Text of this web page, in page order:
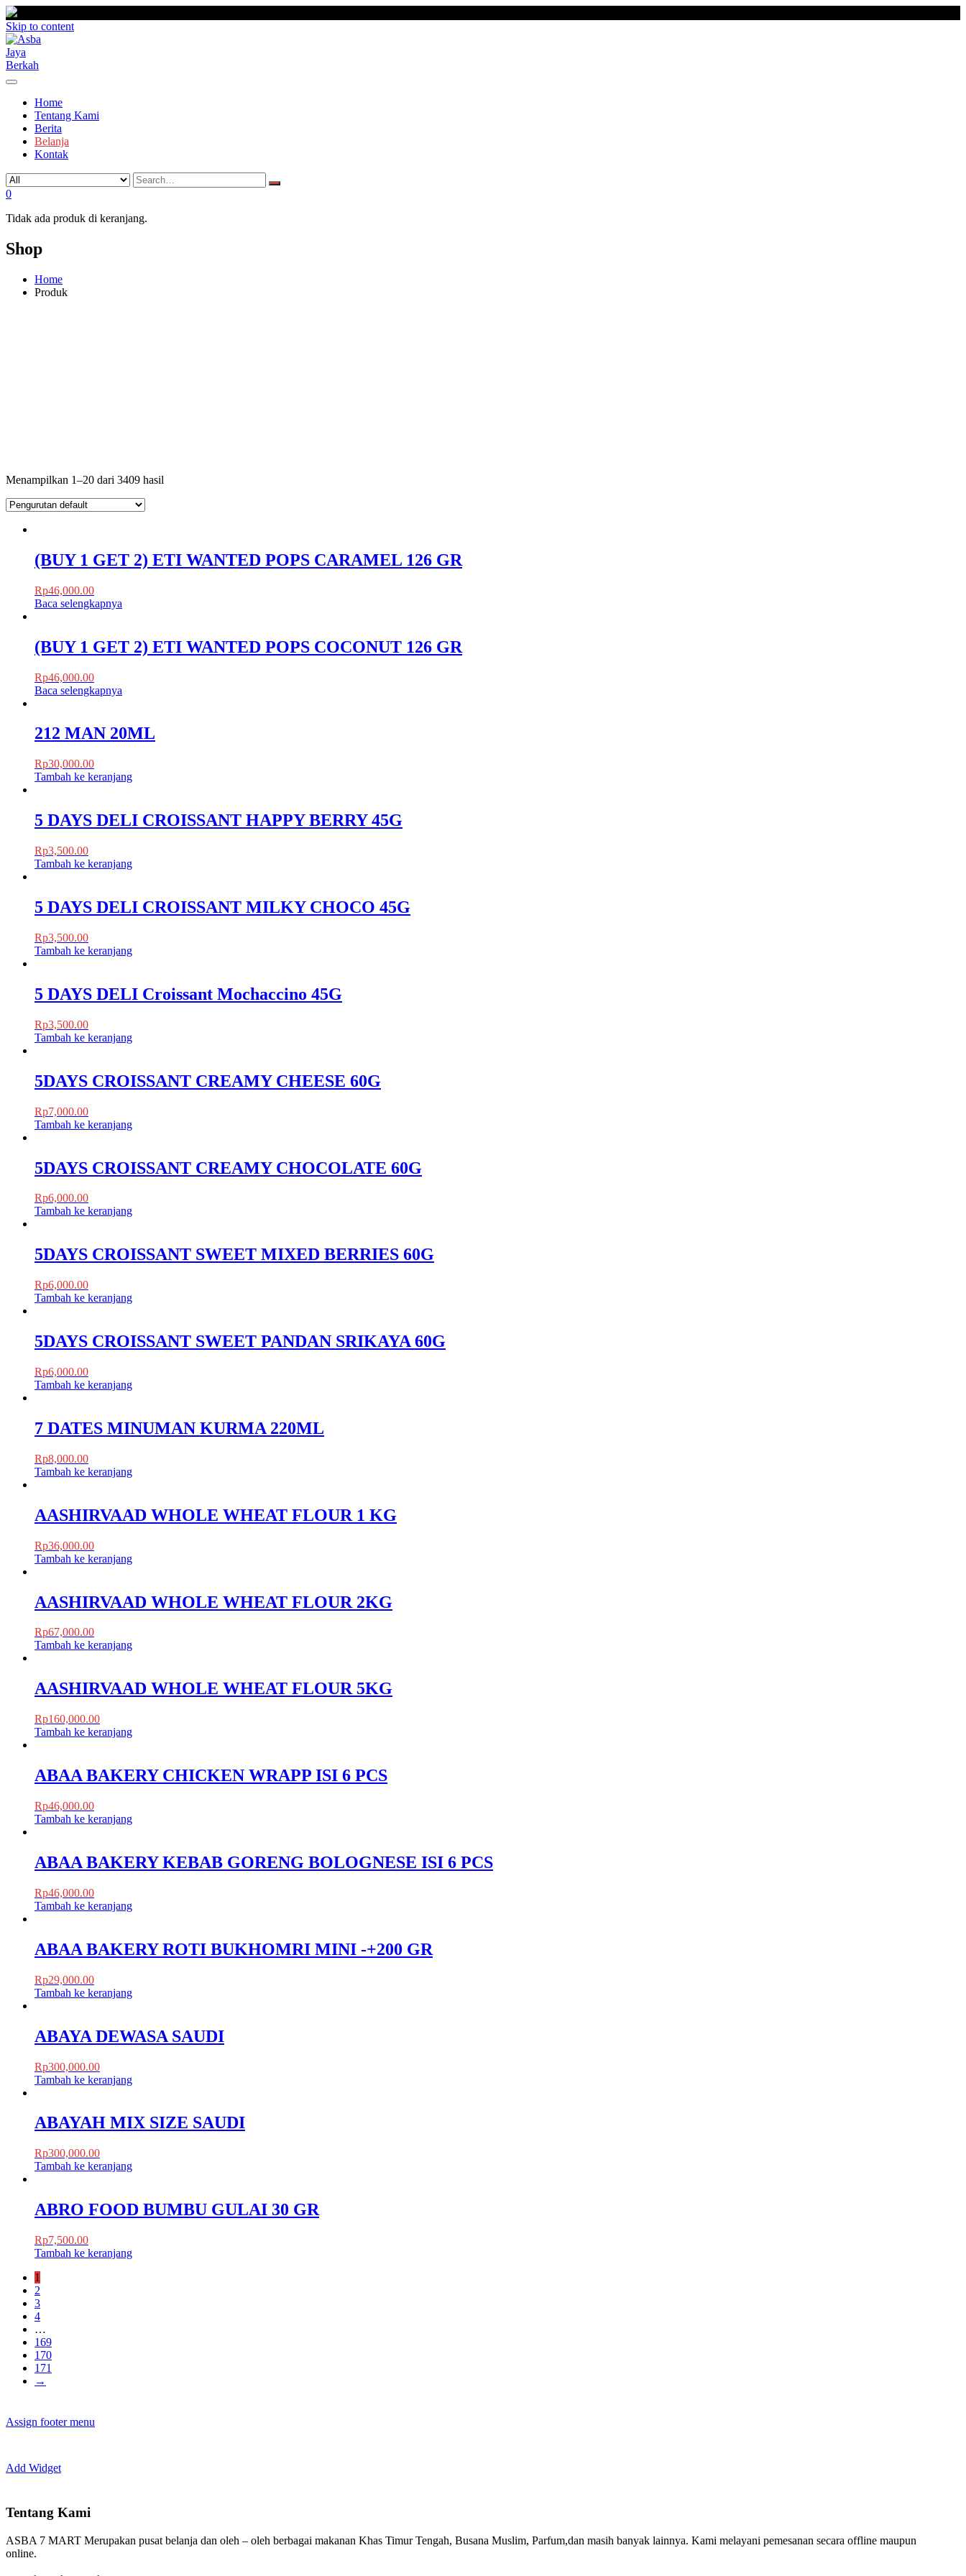
Skip to content
Home
Tentang Kami
Berita
Belanja
Kontak
0
Tidak ada produk di keranjang.
Shop
Home
Produk
Menampilkan 1–20 dari 3409 hasil
(BUY 1 GET 2) ETI WANTED POPS CARAMEL 126 GR
Rp46,000.00
Baca selengkapnya
(BUY 1 GET 2) ETI WANTED POPS COCONUT 126 GR
Rp46,000.00
Baca selengkapnya
212 MAN 20ML
Rp30,000.00
Tambah ke keranjang
5 DAYS DELI CROISSANT HAPPY BERRY 45G
Rp3,500.00
Tambah ke keranjang
5 DAYS DELI CROISSANT MILKY CHOCO 45G
Rp3,500.00
Tambah ke keranjang
5 DAYS DELI Croissant Mochaccino 45G
Rp3,500.00
Tambah ke keranjang
5DAYS CROISSANT CREAMY CHEESE 60G
Rp7,000.00
Tambah ke keranjang
5DAYS CROISSANT CREAMY CHOCOLATE 60G
Rp6,000.00
Tambah ke keranjang
5DAYS CROISSANT SWEET MIXED BERRIES 60G
Rp6,000.00
Tambah ke keranjang
5DAYS CROISSANT SWEET PANDAN SRIKAYA 60G
Rp6,000.00
Tambah ke keranjang
7 DATES MINUMAN KURMA 220ML
Rp8,000.00
Tambah ke keranjang
AASHIRVAAD WHOLE WHEAT FLOUR 1 KG
Rp36,000.00
Tambah ke keranjang
AASHIRVAAD WHOLE WHEAT FLOUR 2KG
Rp67,000.00
Tambah ke keranjang
AASHIRVAAD WHOLE WHEAT FLOUR 5KG
Rp160,000.00
Tambah ke keranjang
ABAA BAKERY CHICKEN WRAPP ISI 6 PCS
Rp46,000.00
Tambah ke keranjang
ABAA BAKERY KEBAB GORENG BOLOGNESE ISI 6 PCS
Rp46,000.00
Tambah ke keranjang
ABAA BAKERY ROTI BUKHOMRI MINI -+200 GR
Rp29,000.00
Tambah ke keranjang
ABAYA DEWASA SAUDI
Rp300,000.00
Tambah ke keranjang
ABAYAH MIX SIZE SAUDI
Rp300,000.00
Tambah ke keranjang
ABRO FOOD BUMBU GULAI 30 GR
Rp7,500.00
Tambah ke keranjang
1
2
3
4
…
169
170
171
→
Assign footer menu
Add Widget
Tentang Kami
ASBA 7 MART Merupakan pusat belanja dan oleh – oleh berbagai makanan Khas Timur Tengah, Busana Muslim, Parfum,dan masih banyak lainnya. Kami melayani pemesanan secara offline maupun
online.